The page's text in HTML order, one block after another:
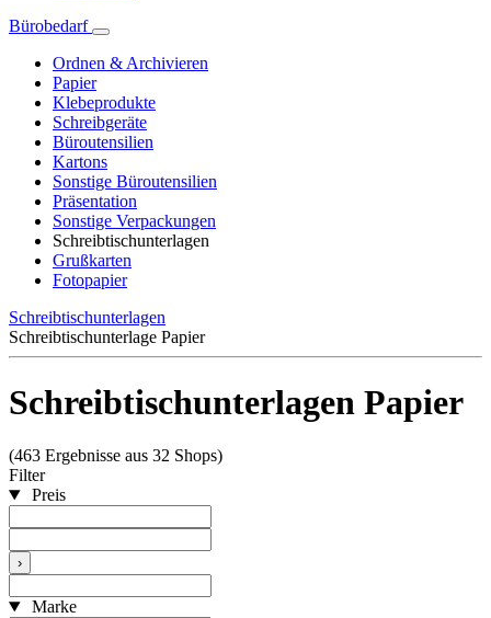
Bürobedarf
Ordnen & Archivieren
Papier
Klebeprodukte
Schreibgeräte
Büroutensilien
Kartons
Sonstige Büroutensilien
Präsentation
Sonstige Verpackungen
Schreibtischunterlagen
Grußkarten
Fotopapier
Schreibtischunterlagen
Schreibtischunterlage Papier
Schreibtischunterlagen Papier
(463 Ergebnisse aus 32 Shops)
Filter
Preis
›
Marke